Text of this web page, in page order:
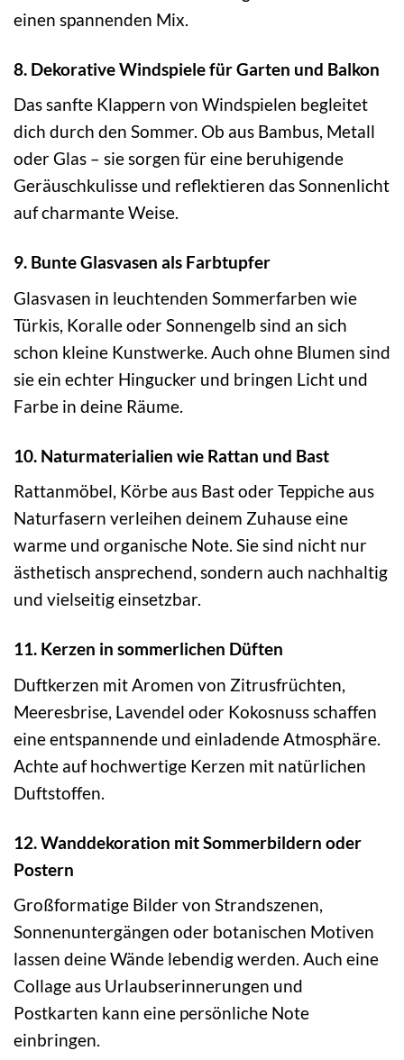
einen spannenden Mix.
8. Dekorative Windspiele für Garten und Balkon
Das sanfte Klappern von Windspielen begleitet
dich durch den Sommer. Ob aus Bambus, Metall
oder Glas – sie sorgen für eine beruhigende
Geräuschkulisse und reflektieren das Sonnenlicht
auf charmante Weise.
9. Bunte Glasvasen als Farbtupfer
Glasvasen in leuchtenden Sommerfarben wie
Türkis, Koralle oder Sonnengelb sind an sich
schon kleine Kunstwerke. Auch ohne Blumen sind
sie ein echter Hingucker und bringen Licht und
Farbe in deine Räume.
10. Naturmaterialien wie Rattan und Bast
Rattanmöbel, Körbe aus Bast oder Teppiche aus
Naturfasern verleihen deinem Zuhause eine
warme und organische Note. Sie sind nicht nur
ästhetisch ansprechend, sondern auch nachhaltig
und vielseitig einsetzbar.
11. Kerzen in sommerlichen Düften
Duftkerzen mit Aromen von Zitrusfrüchten,
Meeresbrise, Lavendel oder Kokosnuss schaffen
eine entspannende und einladende Atmosphäre.
Achte auf hochwertige Kerzen mit natürlichen
Duftstoffen.
12. Wanddekoration mit Sommerbildern oder
Postern
Großformatige Bilder von Strandszenen,
Sonnenuntergängen oder botanischen Motiven
lassen deine Wände lebendig werden. Auch eine
Collage aus Urlaubserinnerungen und
Postkarten kann eine persönliche Note
einbringen.